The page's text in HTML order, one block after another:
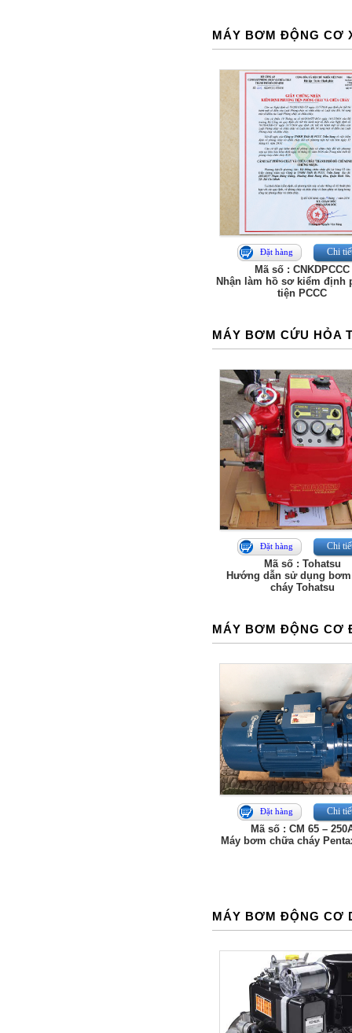
MÁY BƠM ĐỘNG CƠ
Đặt hàng Chi
Mã số : CNKDPCCC
Nhận làm hồ sơ kiểm định
tiện PCCC
MÁY BƠM CỨU HỎA
Đặt hàng Chi
Mã số : Tohatsu
Hướng dẫn sử dụng
cháy Tohatsu
MÁY BƠM ĐỘNG CƠ
Đặt hàng Chi
Mã số : CM 65 –
Máy bơm chữa cháy
MÁY BƠM ĐỘNG CƠ